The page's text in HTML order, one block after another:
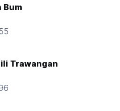
Bum
Trawangan